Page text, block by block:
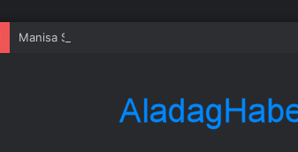
Manisa Saruhanlı’ya Büyükşehir’den tarımsal destek